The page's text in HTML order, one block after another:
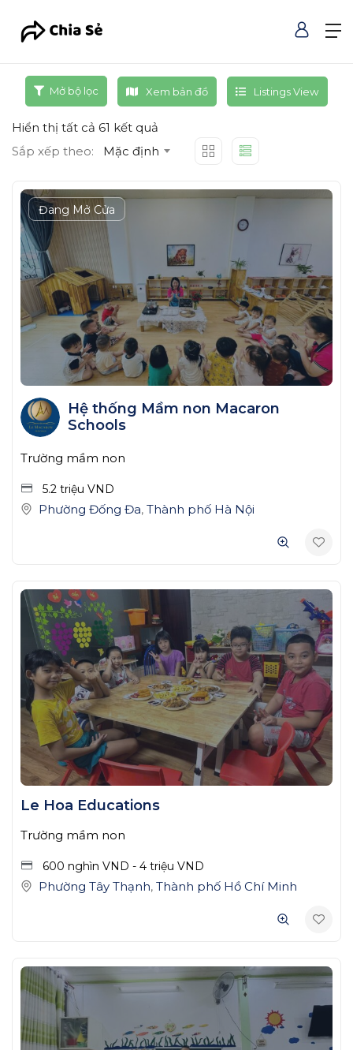
Mở bộ lọc Xem bản đồ Listings View
Hiển thị tất cả 61 kết quả
Sắp xếp theo:
Mặc định
Đang Mở Cửa
Hệ thống Mầm non Macaron
Schools
Trường mầm non
5.2 triệu VND
Phường Đống Đa, Thành phố Hà Nội
Le Hoa Educations
Trường mầm non
600 nghìn VND - 4 triệu VND
Phường Tây Thạnh, Thành phố Hồ Chí Minh